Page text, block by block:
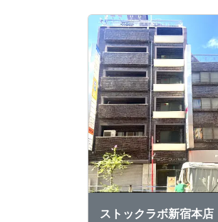
ストックラボ新宿本店